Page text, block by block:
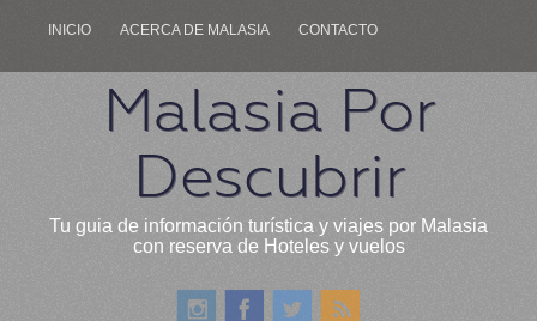
INICIO ACERCA DE MALASIA CONTACTO
Malasia Por
Descubrir
Tu guia de información turística y viajes por Malasia
con reserva de Hoteles y vuelos